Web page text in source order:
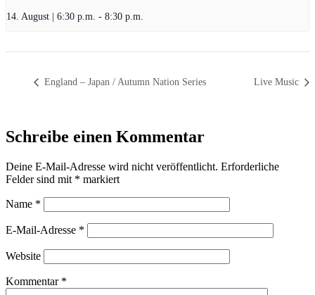
14. August | 6:30 p.m. - 8:30 p.m.
England – Japan / Autumn Nation Series Live Music
Schreibe einen Kommentar
Deine E-Mail-Adresse wird nicht veröffentlicht. Erforderliche
Felder sind mit * markiert
Name *
E-Mail-Adresse *
Website
Kommentar *